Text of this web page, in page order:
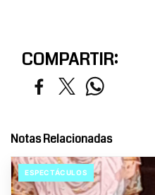
COMPARTIR:
Notas Relacionadas
ESPECTÁCULOS